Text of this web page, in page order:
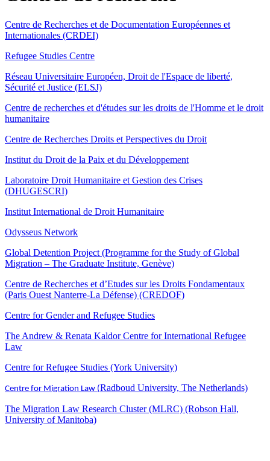
Centre de Recherches et de Documentation Européennes et
Internationales (CRDEI)
Refugee Studies Centre
Réseau Universitaire Européen, Droit de l'Espace de liberté,
Sécurité et Justice (ELSJ)
Centre de recherches et d'études sur les droits de l'Homme et le droit
humanitaire
Centre de Recherches Droits et Perspectives du Droit
Institut du Droit de la Paix et du Développement
Laboratoire Droit Humanitaire et Gestion des Crises
(DHUGESCRI)
Institut International de Droit Humanitaire
Odysseus Network
Global Detention Project (Programme for the Study of Global
Migration – The Graduate Institute, Genève)
Centre de Recherches et d’Etudes sur les Droits Fondamentaux
(Paris Ouest Nanterre-La Défense) (CREDOF)
Centre for Gender and Refugee Studies
The Andrew & Renata Kaldor Centre for International Refugee
Law
Centre for Refugee Studies (York University)
Centre for Migration Law (Radboud University, The Netherlands)
The Migration Law Research Cluster (MLRC) (Robson Hall,
University of Manitoba)